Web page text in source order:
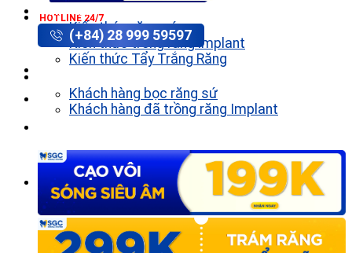
HOTLINE 24/7
(+84) 28 999 59597
Kiến thức răng sứ
Kiến thức trồng răng implant
Kiến thức Tẩy Trắng Răng
Khách hàng bọc răng sứ
Khách hàng đã trồng răng Implant